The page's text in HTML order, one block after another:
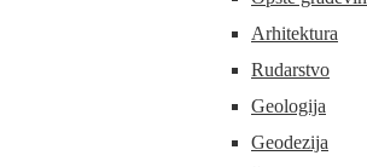
Arhitektura
Rudarstvo
Geologija
Geodezija